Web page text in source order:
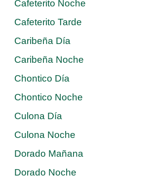
Cafeterito Noche
Cafeterito Tarde
Caribeña Día
Caribeña Noche
Chontico Día
Chontico Noche
Culona Día
Culona Noche
Dorado Mañana
Dorado Noche